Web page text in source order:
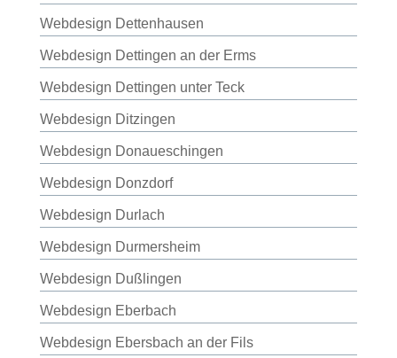
Webdesign Dettenhausen
Webdesign Dettingen an der Erms
Webdesign Dettingen unter Teck
Webdesign Ditzingen
Webdesign Donaueschingen
Webdesign Donzdorf
Webdesign Durlach
Webdesign Durmersheim
Webdesign Dußlingen
Webdesign Eberbach
Webdesign Ebersbach an der Fils